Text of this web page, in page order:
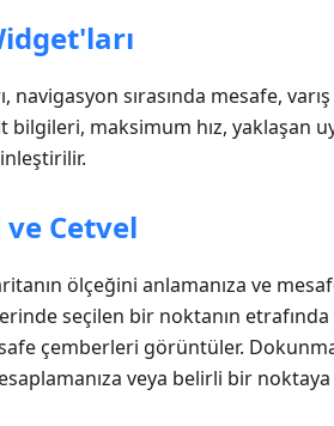
navigasyon sırasında mesafe,
bilgileri, maksimum hız, yaklaşan
ve Cetvel
ölçeğini anlamanıza ve
seçilen bir noktanın
çemberleri görüntüler.
veya belirli bir